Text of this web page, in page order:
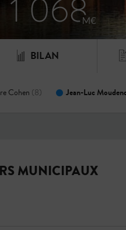
BILAN
Cohen (8) Jean-Luc
MUNICIPAUX